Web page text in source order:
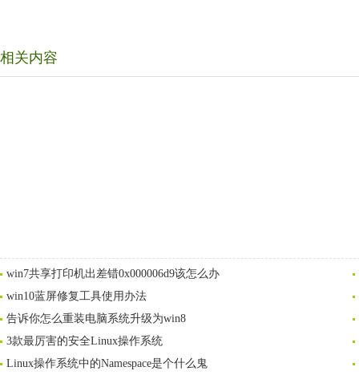
相关内容
win7共享打印机出差错0x000006d9该怎么办
win10蓝屏修复工具使用办法
告诉你怎么重装电脑系统升级为win8
3款最厉害的安全Linux操作系统
Linux操作系统中的Namespace是个什么鬼